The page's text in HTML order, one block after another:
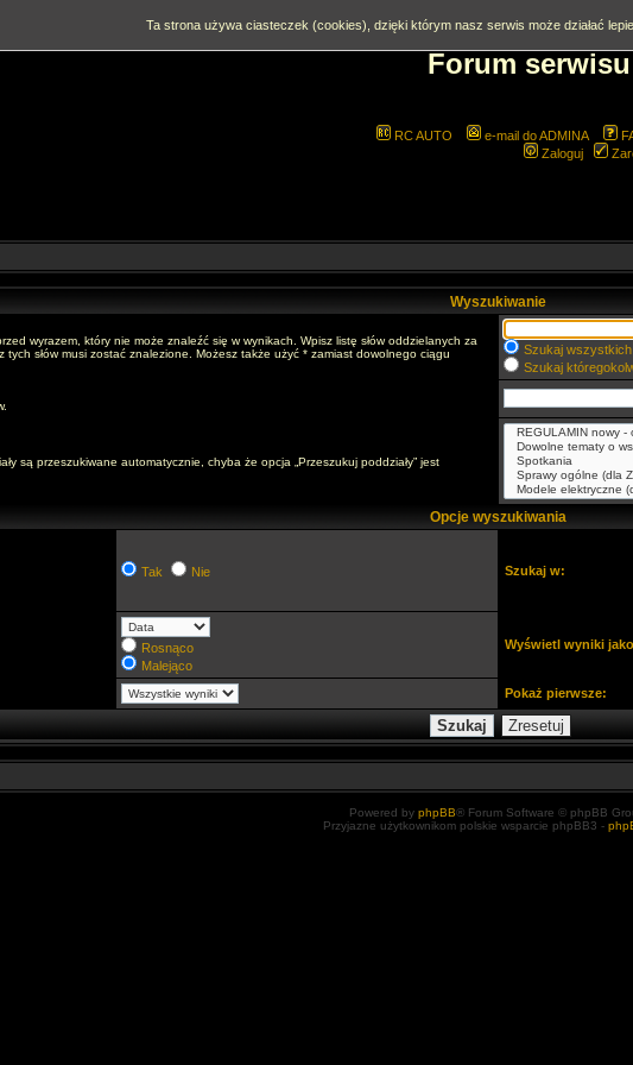
Forum serwisu
RC AUTO e-mail do ADMINA
Zaloguj
Wyszukiwanie
wyrazem, który nie może znaleźć się w wynikach. Wpisz listę słów oddzielanych za
tych słów musi zostać znalezione. Możesz także użyć * zamiast dowolnego ciągu
Szukaj wszystkich
Szukaj
są przeszukiwane automatycznie, chyba że opcja „Przeszukuj poddziały” jest
Opcje wyszukiwania
Tak Nie Szukaj w:
Rosnąco
Malejąco
Wyświetl wyniki
Pokaż pierwsze:
Powered by phpBB® Forum Software © phpBB
Przyjazne użytkownikom polskie wsparcie phpBB3 -
Ta strona używa ciasteczek (cookies), dzięki którym nasz serwis może działać